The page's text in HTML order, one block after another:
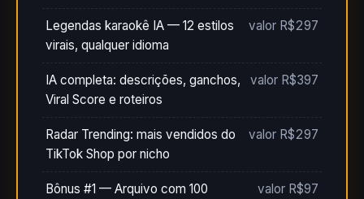
Legendas karaokê IA — 12 estilos
virais, qualquer idioma
valor R$297
IA completa: descrições, ganchos,
Viral Score e roteiros
valor R$397
Radar Trending: mais vendidos do
TikTok Shop por nicho
valor R$297
Bônus #1 — Arquivo com 100 valor R$97